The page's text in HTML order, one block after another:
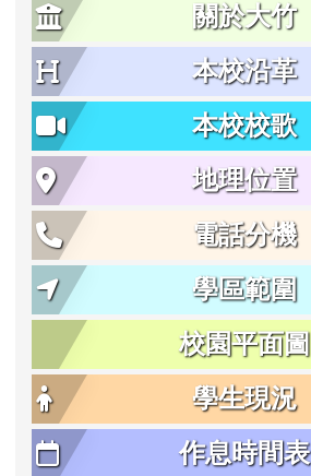
關於大竹
本校沿革
本校校歌
地理位置
電話分機
學區範圍
校園平面圖
學生現況
作息時間表